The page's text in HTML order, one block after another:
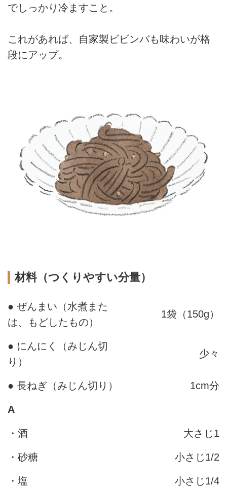
でしっかり冷ますこと。
これがあれば、自家製ビビンバも味わいが格
段にアップ。
材料（つくりやすい分量）
● ぜんまい（水煮また
は、もどしたもの）
1袋（150g）
● にんにく（みじん切
り）
少々
● 長ねぎ（みじん切り） 1cm分
A
・酒 大さじ1
・砂糖 小さじ1/2
・塩 小さじ1/4